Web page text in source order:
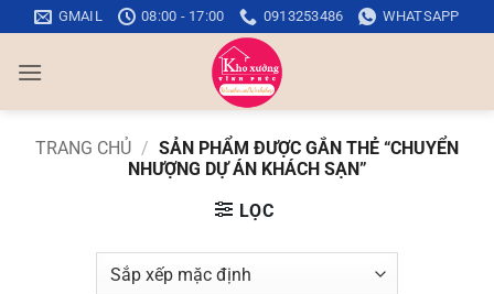
qua
nội
GMAIL 08:00 - 17:00 0913253486 WHATSAPP
TRANG CHỦ / SẢN PHẨM ĐƯỢC GẮN THẺ “CHUYỂN
NHƯỢNG DỰ ÁN KHÁCH SẠN”
LỌC